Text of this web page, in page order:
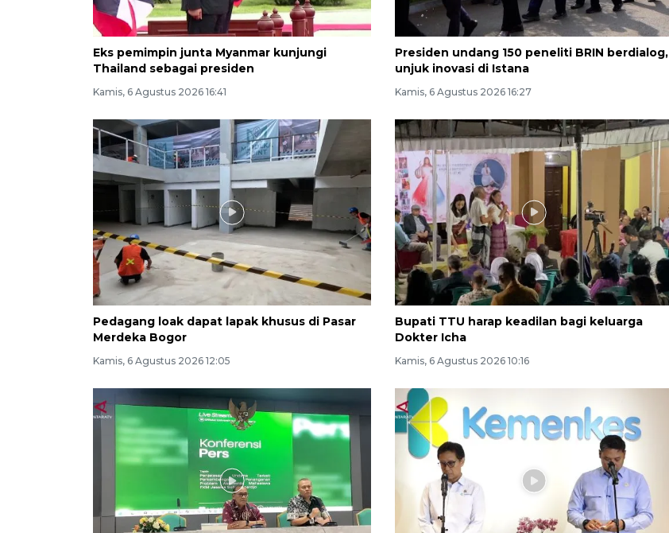
Eks pemimpin junta Myanmar kunjungi
Thailand sebagai presiden
Kamis, 6 Agustus 2026 16:41
Presiden undang 150 peneliti BRIN berdialog,
unjuk inovasi di Istana
Kamis, 6 Agustus 2026 16:27
Pedagang loak dapat lapak khusus di Pasar
Merdeka Bogor
Kamis, 6 Agustus 2026 12:05
Bupati TTU harap keadilan bagi keluarga
Dokter Icha
Kamis, 6 Agustus 2026 10:16
407 Mal di Indonesia hadirkan
hingga 80 persen
14 jam lalu